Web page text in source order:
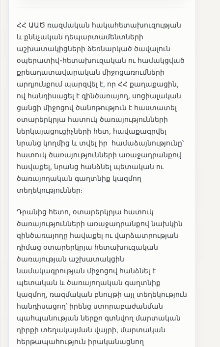
ՀՀ ԱԱԾ ռազմական հակահետախուզության
և քննչական դեպարտամենտների
աշխատակիցների ձեռնարկած ծավալուն
օպերատիվ-հետախուզական ու համակցված
քրեադատավարական միջոցառումների
արդյունքում պարզվել է, որ ՀՀ քաղաքացին,
ով հանդիսացել է զինծառայող, սոցիալական
ցանցի միջոցով ծանոթություն է հաստատել
օտարերկրյա հատուկ ծառայությունների
ներկայացուցիչների հետ, հավաքագրվել
նրանց կողմից և տվել իր համաձայնությունը՝
հատուկ ծառայությունների առաջադրանքով
հավաքել, նրանց հանձնել պետական ու
ծառայողական գաղտնիք կազմող
տեղեկություններ։
Դրանից հետո, օտարերկրյա հատուկ
ծառայությունների առաջադրանքով նախկին
զինծառայողը հավաքել ու վարձատրության
դիմաց օտարերկրյա հետախուզական
ծառայության աշխատակցին
նամակագրության միջոցով հանձնել է
պետական և ծառայողական գաղտնիք
կազմող, ռազմական բնույթի այլ տեղեկություն
հանդիսացող՝ իրենց ստորաբաժանման
պահպանության ներքո գտնվող մարտական
դիրքի տեղակայման վայրի, մարտական
հերթապահություն իրականացնող